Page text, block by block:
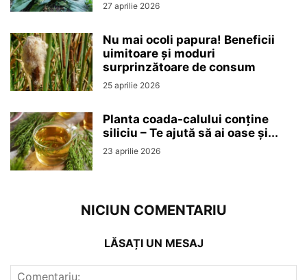
27 aprilie 2026
Nu mai ocoli papura! Beneficii
uimitoare și moduri
surprinzătoare de consum
25 aprilie 2026
Planta coada-calului conține
siliciu – Te ajută să ai oase și...
23 aprilie 2026
NICIUN COMENTARIU
LĂSAȚI UN MESAJ